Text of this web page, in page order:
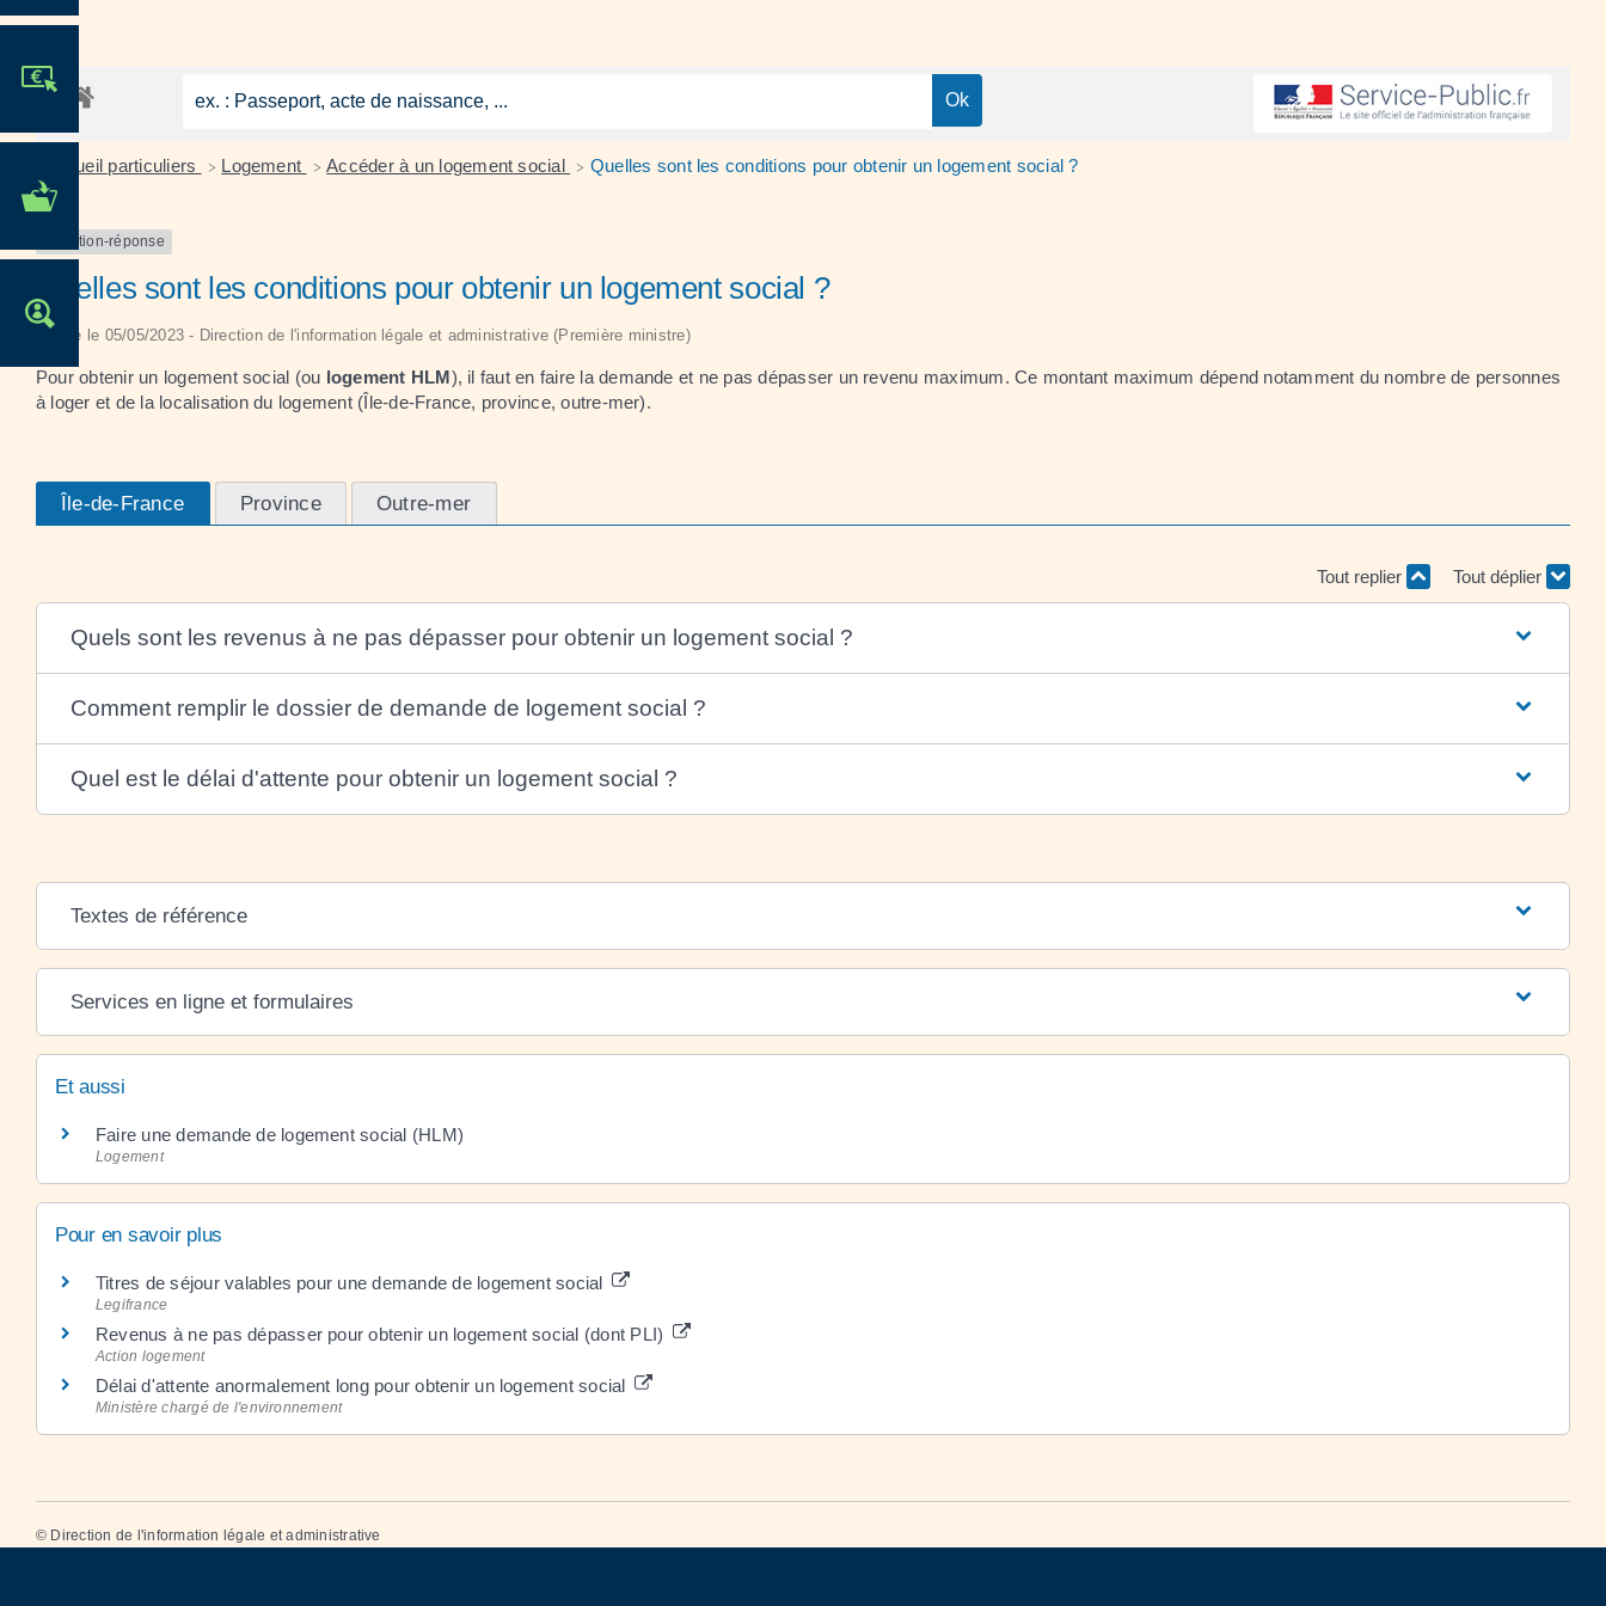
MES DÉMARCHES
Accueil particuliers > Logement > Accéder à un logement social > Quelles sont les conditions pour obtenir un logement social ?
Question-réponse
Quelles sont les conditions pour obtenir un logement social ?
Vérifié le 05/05/2023 - Direction de l'information légale et administrative (Première ministre)
Pour obtenir un logement social (ou logement HLM), il faut en faire la demande et ne pas dépasser un revenu maximum. Ce montant maximum dépend notamment du nombre de personnes
à loger et de la localisation du logement (Île-de-France, province, outre-mer).
Île-de-France Province Outre-mer
Tout replier Tout déplier
Quels sont les revenus à ne pas dépasser pour obtenir un logement social ?
Comment remplir le dossier de demande de logement social ?
Quel est le délai d'attente pour obtenir un logement social ?
Textes de référence
Services en ligne et formulaires
Et aussi
Faire une demande de logement social (HLM)
Logement
Pour en savoir plus
Titres de séjour valables pour une demande de logement social
Legifrance
Revenus à ne pas dépasser pour obtenir un logement social (dont PLI)
Action logement
Délai d'attente anormalement long pour obtenir un logement social
Ministère chargé de l'environnement
© Direction de l'information légale et administrative